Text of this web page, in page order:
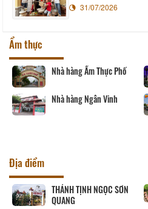
31/07/2026
Ẩm thực
Nhà hàng Ẩm Thực Phố
Nhà hàng Ngân Vinh
Địa điểm
THÁNH TỊNH NGỌC SƠN
QUANG